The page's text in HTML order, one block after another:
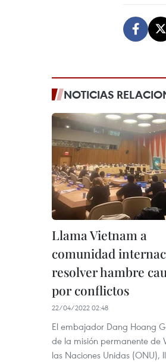
NOTICIAS
Llama Vietnam a
comunidad
resolver hambre
por conflictos
22/04/2022 02:48
El embajador Dang Hoang
de la misión permanente de
las Naciones Unidas (ONU),